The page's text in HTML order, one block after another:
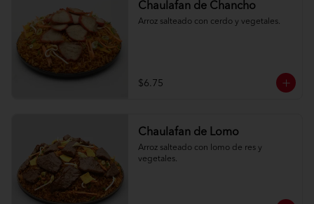
Chaulafan de Chancho
Arroz salteado con cerdo y vegetales.
$6.75
Chaulafan de Lomo
Arroz salteado con lomo de res y
vegetales.